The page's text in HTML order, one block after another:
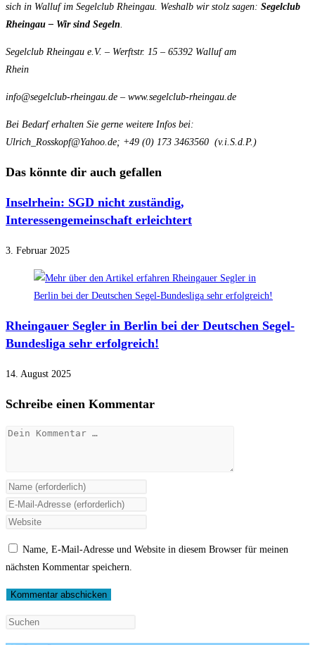
sich in Walluf im Segelclub Rheingau. Weshalb wir stolz sagen: Segelclub
Rheingau – Wir sind Segeln.
Segelclub Rheingau e.V. – Werftstr. 15 – 65392 Walluf am
Rhein
info@segelclub-rheingau.de – www.segelclub-rheingau.de
Bei Bedarf erhalten Sie gerne weitere Infos bei:
Ulrich_Rosskopf@Yahoo.de; +49 (0) 173 3463560 (v.i.S.d.P.)
Das könnte dir auch gefallen
Inselrhein: SGD nicht zuständig,
Interessengemeinschaft erleichtert
3. Februar 2025
Rheingauer Segler in Berlin bei der Deutschen Segel-
Bundesliga sehr erfolgreich!
14. August 2025
Schreibe einen Kommentar
Kommentar
Gib
deinen
Namen
Benutzernamen
Kommentieren
Gib
deine
zum
ein
Gib
ein
Name, E-Mail-Adresse und Website in diesem Browser für meinen
nächsten Kommentar speichern.